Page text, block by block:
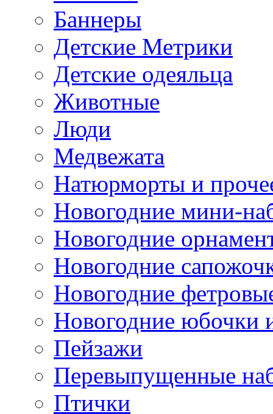
Баннеры
Детские Метрики
Детские одеяльца
Животные
Люди
Медвежата
Натюрморты и
Новогодние мини-
Новогодние
Новогодние
Новогодние
Новогодние юбочки
Пейзажи
Перевыпущенные
Птички